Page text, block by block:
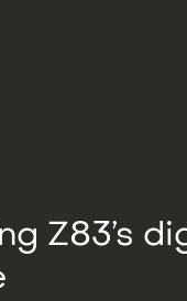
Z83’s